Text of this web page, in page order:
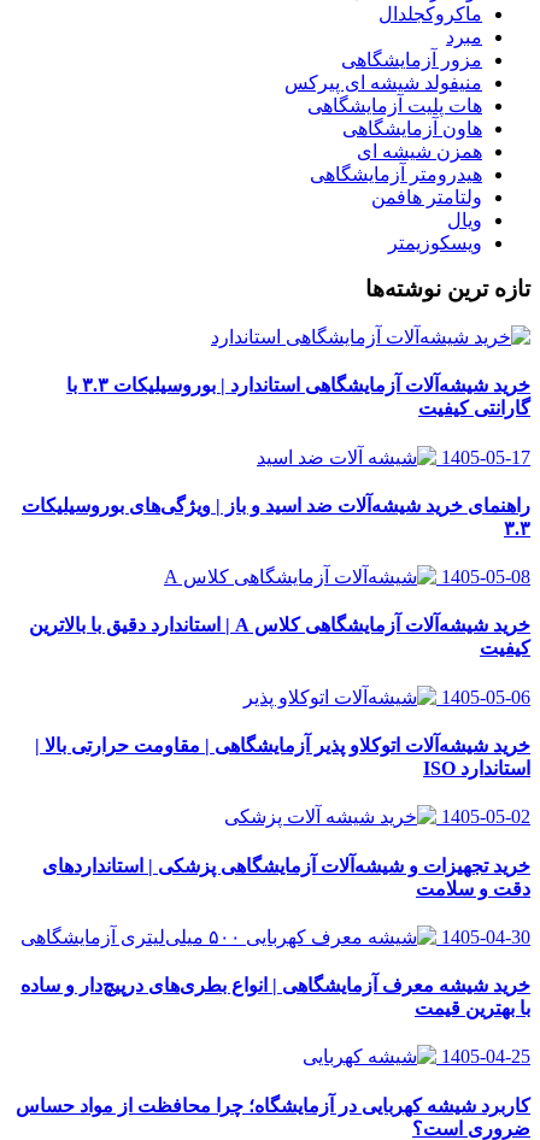
ماکروکجلدال
مبرد
مزور آزمایشگاهی
منیفولد شیشه ای پیرکس
هات پلیت آزمایشگاهی
هاون آزمایشگاهی
همزن شیشه ای
هیدرومتر آزمایشگاهی
ولتامتر هافمن
ویال
ویسکوزیمتر
تازه ترین نوشته‌ها
خرید شیشه‌آلات آزمایشگاهی استاندارد | بوروسیلیکات ۳.۳ با
گارانتی کیفیت
1405-05-17
راهنمای خرید شیشه‌آلات ضد اسید و باز | ویژگی‌های بوروسیلیکات
۳.۳
1405-05-08
خرید شیشه‌آلات آزمایشگاهی کلاس A | استاندارد دقیق با بالاترین
کیفیت
1405-05-06
خرید شیشه‌آلات اتوکلاو پذیر آزمایشگاهی | مقاومت حرارتی بالا |
استاندارد ISO
1405-05-02
خرید تجهیزات و شیشه‌آلات آزمایشگاهی پزشکی | استانداردهای
دقت و سلامت
1405-04-30
خرید شیشه معرف آزمایشگاهی | انواع بطری‌های در‌پیچ‌دار و ساده
با بهترین قیمت
1405-04-25
کاربرد شیشه کهربایی در آزمایشگاه؛ چرا محافظت از مواد حساس
ضروری است؟